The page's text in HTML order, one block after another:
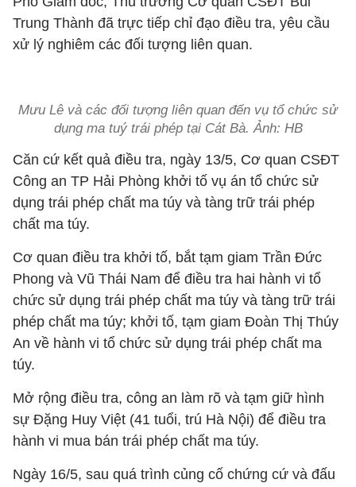
Trung Thành đã trực tiếp chỉ đạo điều tra, yêu cầu
xử lý nghiêm các đối tượng liên quan.
Mưu Lê và các đối tượng liên quan đến vụ tổ chức sử
dụng ma tuý trái phép tại Cát Bà. Ảnh: HB
Căn cứ kết quả điều tra, ngày 13/5, Cơ quan CSĐT
Công an TP Hải Phòng khởi tố vụ án tổ chức sử
dụng trái phép chất ma túy và tàng trữ trái phép
chất ma túy.
Cơ quan điều tra khởi tố, bắt tạm giam Trần Đức
Phong và Vũ Thái Nam để điều tra hai hành vi tổ
chức sử dụng trái phép chất ma túy và tàng trữ trái
phép chất ma túy; khởi tố, tạm giam Đoàn Thị Thúy
An về hành vi tổ chức sử dụng trái phép chất ma
túy.
Mở rộng điều tra, công an làm rõ và tạm giữ hình
sự Đặng Huy Việt (41 tuổi, trú Hà Nội) để điều tra
hành vi mua bán trái phép chất ma túy.
Ngày 16/5, sau quá trình củng cố chứng cứ và đấu